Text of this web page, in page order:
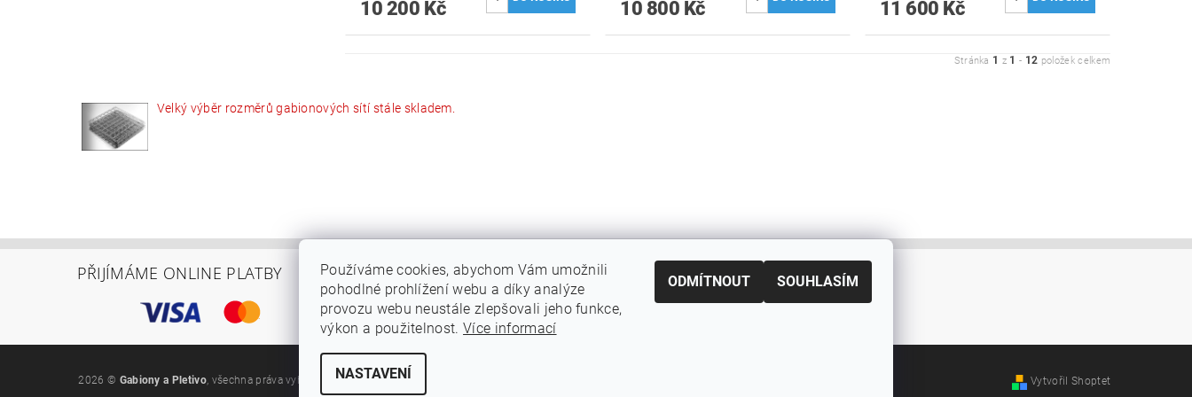
10 200 Kč 10 800 Kč 11 600 Kč
Stránka 1 z 1 - 12 položek celkem
Velký výběr rozměrů gabionových sítí stále skladem.
PŘIJÍMÁME ONLINE PLATBY INFORMACE PRO VÁS
Obchodní podmínky
Podmínky ochrany osobních údajů
2026 © Gabiony a Pletivo , všechna práva vyhrazena Vytvořil Shoptet
Používáme cookies, abychom Vám umožnili
pohodlné prohlížení webu a díky analýze
provozu webu neustále zlepšovali jeho funkce,
výkon a použitelnost.Více informací
NASTAVENÍ
ODMÍTNOUT SOUHLASÍM